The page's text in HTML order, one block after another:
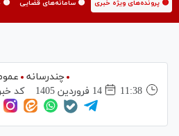
🟡 پرونده‌های ویژه خبری 🟡 سامانه‌های قضایی 🟡
چندرسانه
11:38
14 فروردين 1405 کد